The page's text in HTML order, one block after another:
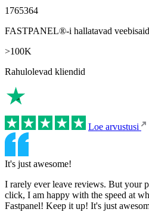
1765364
FASTPANEL®-i hallatavad
>100K
Rahulolevad kliendid
Loe arvustusi
It's just awesome!
I rarely ever leave reviews. But your
click, I am happy with the speed at
Fastpanel! Keep it up! It's just